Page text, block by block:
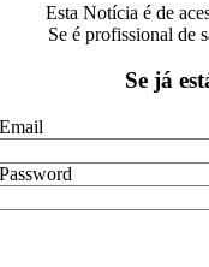
Esta Notícia é de
Se é profissional de
Se já
Email
Password